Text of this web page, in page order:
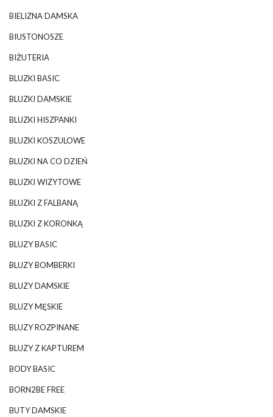
BIELIZNA DAMSKA
BIUSTONOSZE
BIŻUTERIA
BLUZKI BASIC
BLUZKI DAMSKIE
BLUZKI HISZPANKI
BLUZKI KOSZULOWE
BLUZKI NA CO DZIEŃ
BLUZKI WIZYTOWE
BLUZKI Z FALBANĄ
BLUZKI Z KORONKĄ
BLUZY BASIC
BLUZY BOMBERKI
BLUZY DAMSKIE
BLUZY MĘSKIE
BLUZY ROZPINANE
BLUZY Z KAPTUREM
BODY BASIC
BORN2BE FREE
BUTY DAMSKIE